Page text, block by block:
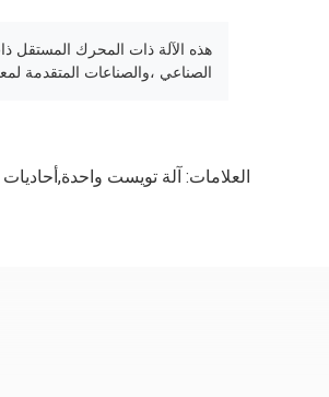
الصناعي ،والصناعات المتقدمة
العلامات: آلة تويست